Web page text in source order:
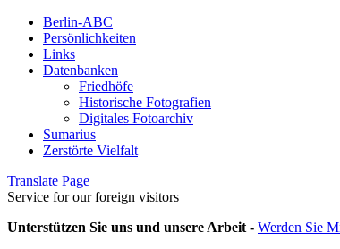
Berlin-ABC
Persönlichkeiten
Links
Datenbanken
Friedhöfe
Historische Fotografien
Digitales Fotoarchiv
Sumarius
Zerstörte Vielfalt
Translate Page
Service for our foreign visitors
Unterstützen Sie uns und unsere Arbeit - Werden Sie